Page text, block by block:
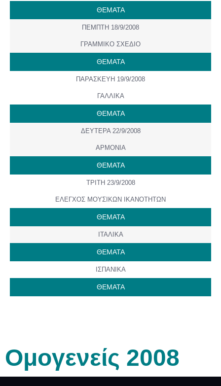
ΘΕΜΑΤΑ
ΠΕΜΠΤΗ 18/9/2008
ΓΡΑΜΜΙΚΟ ΣΧΕΔΙΟ
ΘΕΜΑΤΑ
ΠΑΡΑΣΚΕΥΗ 19/9/2008
ΓΑΛΛΙΚΑ
ΘΕΜΑΤΑ
ΔΕΥΤΕΡΑ 22/9/2008
ΑΡΜΟΝΙΑ
ΘΕΜΑΤΑ
ΤΡΙΤΗ 23/9/2008
ΕΛΕΓΧΟΣ ΜΟΥΣΙΚΩΝ ΙΚΑΝΟΤΗΤΩΝ
ΘΕΜΑΤΑ
ΙΤΑΛΙΚΑ
ΘΕΜΑΤΑ
ΙΣΠΑΝΙΚΑ
ΘΕΜΑΤΑ
Ομογενείς 2008